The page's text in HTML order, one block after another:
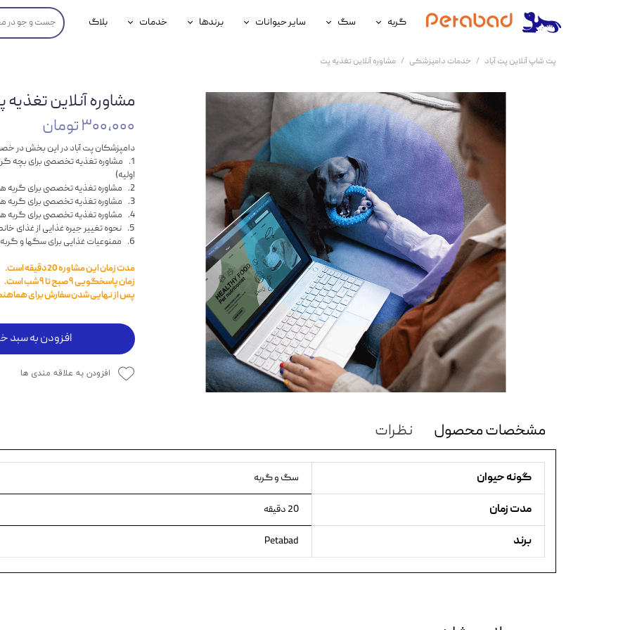
گربه
غذای گربه
سلامتی گربه
آرایشی و بهداشتی گربه
سگ
غذای سگ
سلامتی سگ
آرایشی و بهداشتی سگ
سایر حیوانات
محصولات آبزیان
برندها
جرهای
رولی
شایر
گورمت
نیناپت
وینستون
ویسکاس
ونپی
خدمات بلاگ
پت شاپ آنلاین پت آباد خدمات دامپزشکی مشاوره آنلاین تغذیه پت
مشاوره آنلاین
۳۰۰,۰۰۰ تومان
دامپزشکان پت آباد در این بخش در
1. مشاوره تغذیه تخصصی برای بچه
اولیه)
2. مشاوره تغذیه تخصصی برای گربه ها و سگهای بالغ
3. مشاوره تغذیه تخصصی برای گربه ها و سگهای بالغ عقیم شده
4. مشاوره تغذیه تخصصی برای گربه ها و سگهای بیمار که نیازمند تغذیه خاص میباشند.
5. نحوه تغییر جیره غذایی از غذای خانگی به غذای خشک و برعکس
6. ممنوعیات غذایی برای سگها و گربه ها
مدت زمان این مشاوره 20 دقیقه است.
زمان پاسخگویی ۹ صبح تا ۹ شب است.
پس از نهایی شدن سفارش برای
افزودن به سبد
افزودن به علاقه مندی ها
مشخصات محصول نظرات
گونه حیوان سگ و گربه
مدت زمان 20 دقیقه
برند Petabad